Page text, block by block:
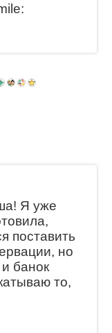
Я уже
поставить
но
банок
то,